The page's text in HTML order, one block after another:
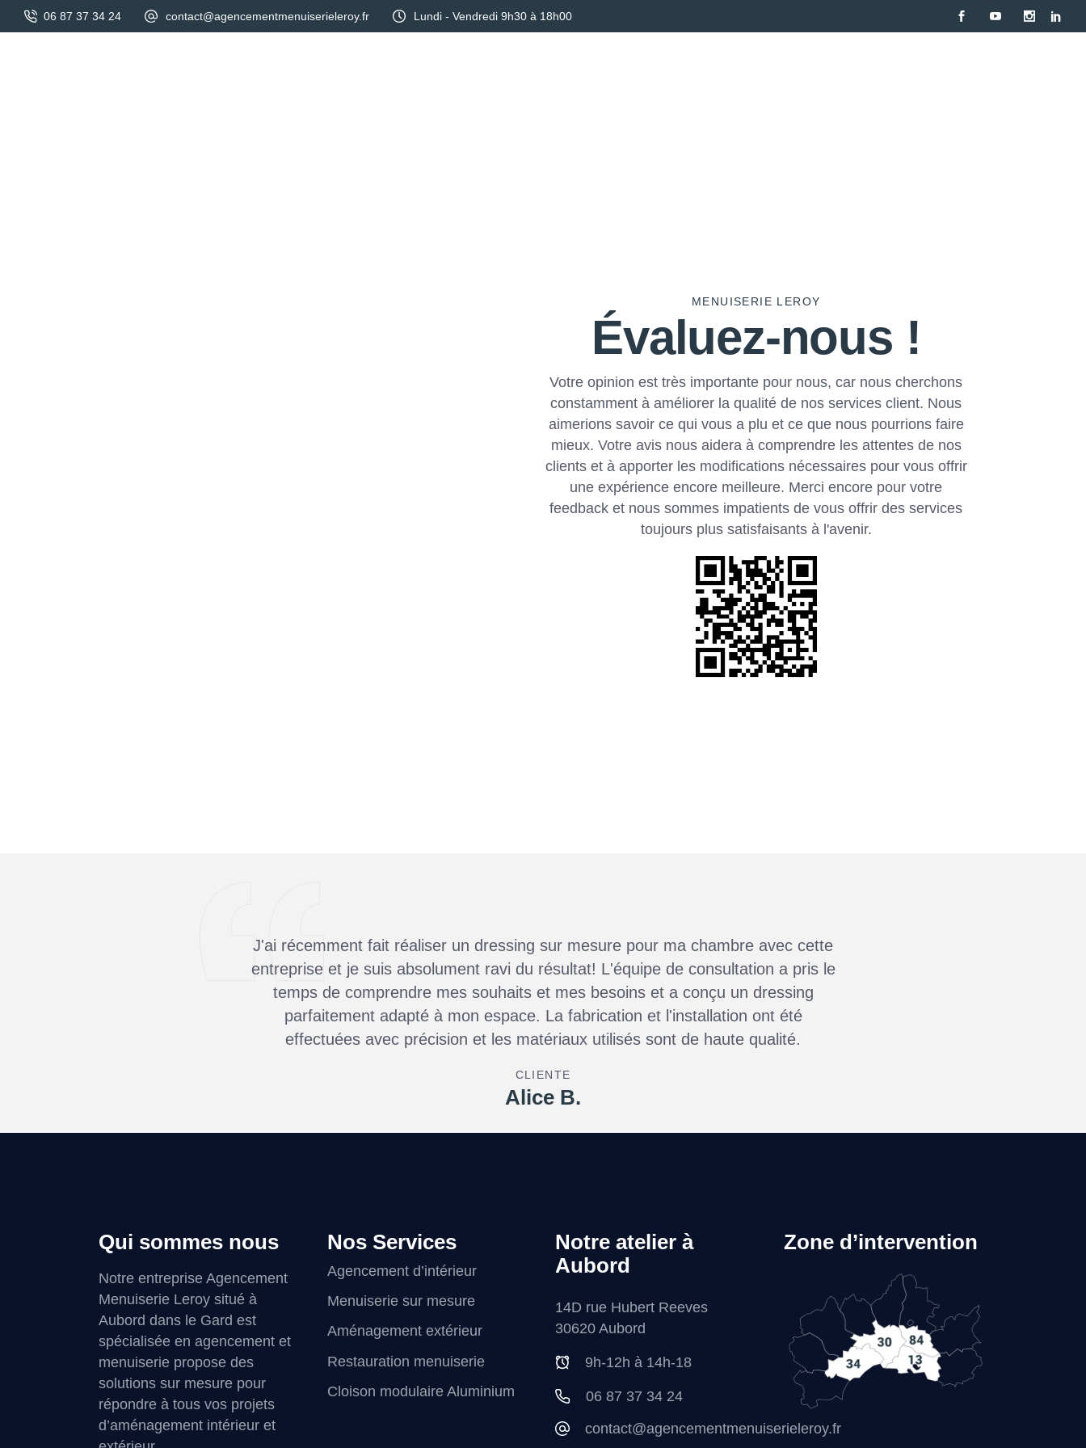
06 87 37 34 24 contact@agencementmenuiserieleroy.fr Lundi - Vendredi 9h30 à 18h00
MENUISERIE LEROY
Évaluez-nous !
Votre opinion est très importante pour nous, car nous cherchons
constamment à améliorer la qualité de nos services client. Nous
aimerions savoir ce qui vous a plu et ce que nous pourrions faire
mieux. Votre avis nous aidera à comprendre les attentes de nos
clients et à apporter les modifications nécessaires pour vous offrir
une expérience encore meilleure. Merci encore pour votre
feedback et nous sommes impatients de vous offrir des services
toujours plus satisfaisants à l'avenir.
J'ai récemment fait réaliser un dressing sur mesure pour ma chambre avec cette
entreprise et je suis absolument ravi du résultat! L'équipe de consultation a pris le
temps de comprendre mes souhaits et mes besoins et a conçu un dressing
parfaitement adapté à mon espace. La fabrication et l'installation ont été
effectuées avec précision et les matériaux utilisés sont de haute qualité.
CLIENTE
Alice B.
Qui sommes nous
Notre entreprise Agencement
Menuiserie Leroy situé à
Aubord dans le Gard est
spécialisée en agencement et
menuiserie propose des
solutions sur mesure pour
répondre à tous vos projets
d’aménagement intérieur et
Nos Services
Agencement d’intérieur
Menuiserie sur mesure
Aménagement extérieur
Restauration menuiserie
Cloison modulaire Aluminium
Notre atelier à
Aubord
14D rue Hubert Reeves
30620 Aubord
9h-12h à 14h-18
06 87 37 34 24
contact@agencementmenuiserieleroy.fr
Zone d’intervention